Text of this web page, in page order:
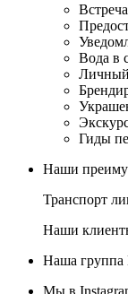
Вода в
Гиды
Наши
Транспорт
Наши
Наша группа
Мы в